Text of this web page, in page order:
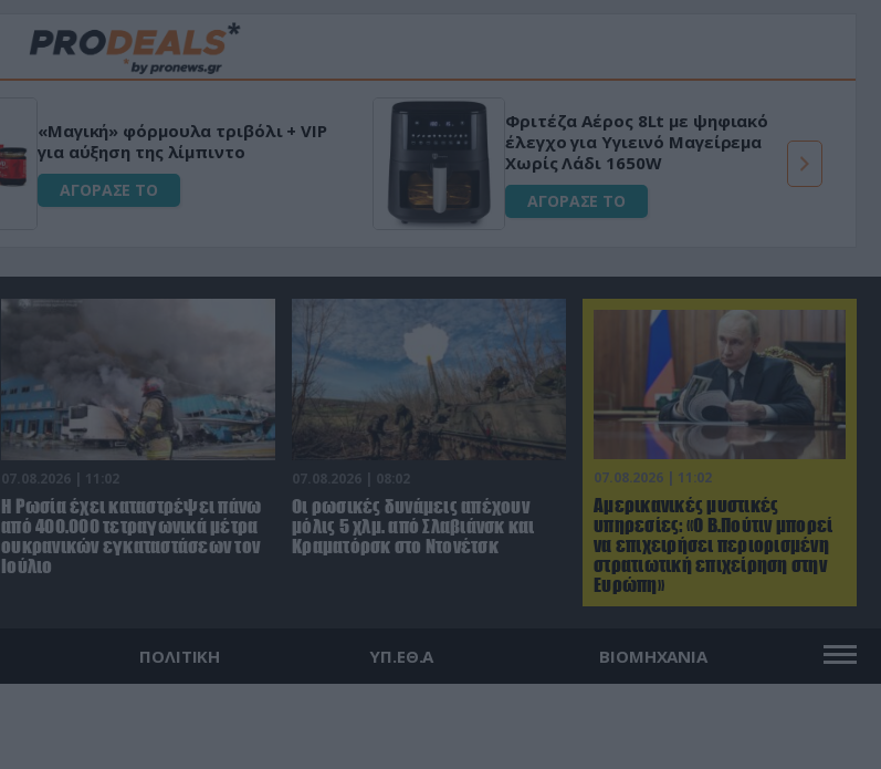
«Μαγική» φόρμουλα τριβόλι + VIP
για αύξηση της λίμπιντο
ΑΓΟΡΑΣΕ ΤΟ
Φριτέζα Αέρος 8Lt με ψηφιακό
έλεγχο για Υγιεινό Μαγείρεμα
Χωρίς Λάδι 1650W
ΑΓΟΡΑΣΕ ΤΟ
07.08.2026 | 11:02
Αμερικανικές μυστικές
υπηρεσίες: «Ο Β.Πούτιν μπορεί
να επιχειρήσει περιορισμένη
στρατιωτική επιχείρηση στην
Ευρώπη»
07.08.2026 | 11:02
Η Ρωσία έχει καταστρέψει πάνω
από 400.000 τετραγωνικά μέτρα
ουκρανικών εγκαταστάσεων τον
Ιούλιο
07.08.2026 | 08:02
Οι ρωσικές δυνάμεις απέχουν
μόλις 5 χλμ. από Σλαβιάνσκ και
Κραματόρσκ στο Ντονέτσκ
ΠΟΛΙΤΙΚΗ ΥΠ.ΕΘ.Α ΒΙΟΜΗΧΑΝΙΑ